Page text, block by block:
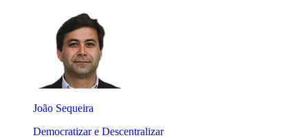
João Sequeira
Democratizar e Descentralizar